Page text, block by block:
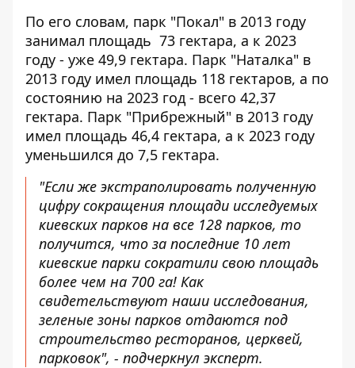
По его словам, парк "Покал" в 2013 году
занимал площадь 73 гектара, а к 2023
году - уже 49,9 гектара. Парк "Наталка" в
2013 году имел площадь 118 гектаров, а по
состоянию на 2023 год - всего 42,37
гектара. Парк "Прибрежный" в 2013 году
имел площадь 46,4 гектара, а к 2023 году
уменьшился до 7,5 гектара.
"Если же экстраполировать полученную
цифру сокращения площади исследуемых
киевских парков на все 128 парков, то
получится, что за последние 10 лет
киевские парки сократили свою площадь
более чем на 700 га! Как
свидетельствуют наши исследования,
зеленые зоны парков отдаются под
строительство ресторанов, церквей,
парковок", - подчеркнул эксперт.